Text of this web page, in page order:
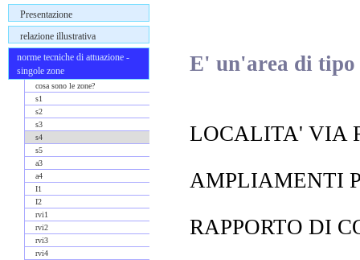
Presentazione
relazione illustrativa
norme tecniche di attuazione -
singole zone
cosa sono le zone?
s1
s2
s3
s4
s5
a3
a4
I1
I2
rvi1
rvi2
rvi3
rvi4
E' un'area di
LOCALITA' VIA
AMPLIAMENTI
RAPPORTO DI